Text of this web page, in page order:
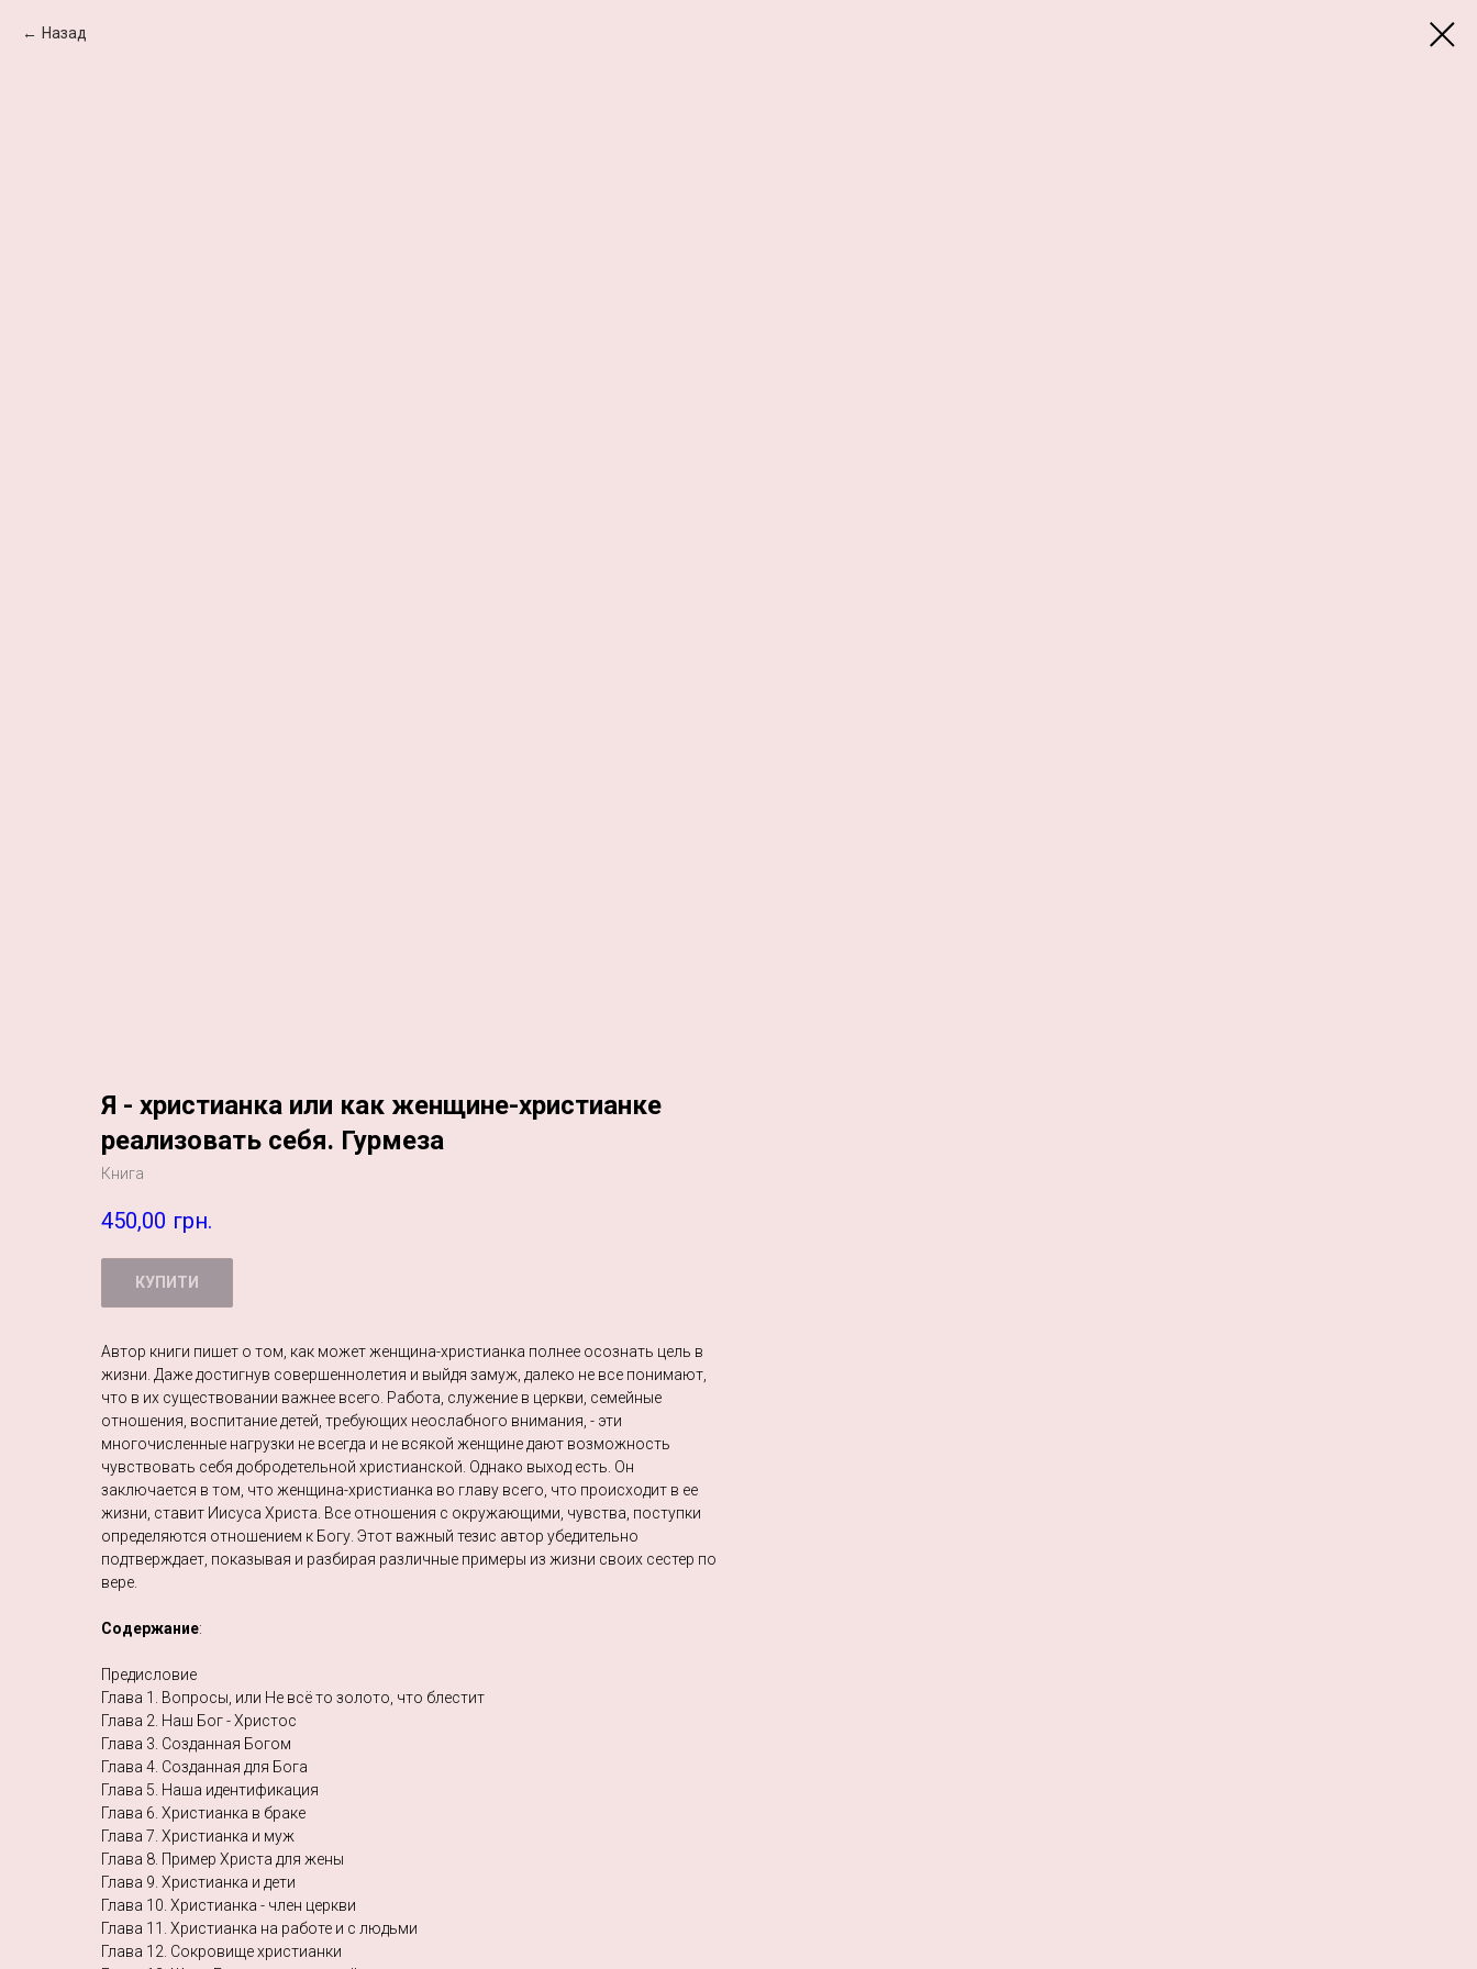
Назад
Я - христианка или как женщине-христианке
реализовать себя. Гурмеза
Книга
450,00 грн.
КУПИТИ
Автор книги пишет о том, как может женщина-христианка полнее осознать цель в
жизни. Даже достигнув совершеннолетия и выйдя замуж, далеко не все понимают,
что в их существовании важнее всего. Работа, служение в церкви, семейные
отношения, воспитание детей, требующих неослабного внимания, - эти
многочисленные нагрузки не всегда и не всякой женщине дают возможность
чувствовать себя добродетельной христианской. Однако выход есть. Он
заключается в том, что женщина-христианка во главу всего, что происходит в ее
жизни, ставит Иисуса Христа. Все отношения с окружающими, чувства, поступки
определяются отношением к Богу. Этот важный тезис автор убедительно
подтверждает, показывая и разбирая различные примеры из жизни своих сестер по
вере.
Содержание:
Предисловие
Глава 1. Вопросы, или Не всё то золото, что блестит
Глава 2. Наш Бог - Христос
Глава 3. Созданная Богом
Глава 4. Созданная для Бога
Глава 5. Наша идентификация
Глава 6. Христианка в браке
Глава 7. Христианка и муж
Глава 8. Пример Христа для жены
Глава 9. Христианка и дети
Глава 10. Христианка - член церкви
Глава 11. Христианка на работе и с людьми
Глава 12. Сокровище христианки